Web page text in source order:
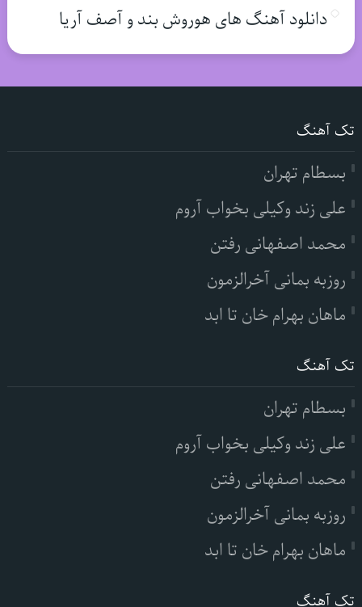
دانلود آهنگ های هوروش بند و آصف آریا
تک آهنگ
بسطام تهران
علی زند وکیلی بخواب آروم
محمد اصفهانی رفتن
روزبه بمانی آخرالزمون
ماهان بهرام خان تا ابد
تک آهنگ
بسطام تهران
علی زند وکیلی بخواب آروم
محمد اصفهانی رفتن
روزبه بمانی آخرالزمون
ماهان بهرام خان تا ابد
تک آهنگ